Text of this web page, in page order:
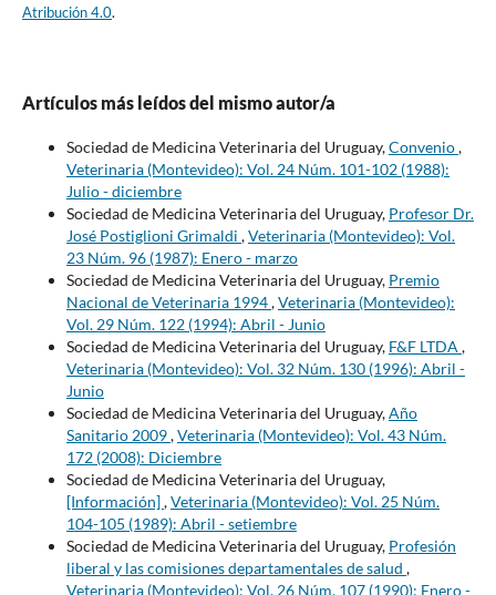
Atribución 4.0.
Artículos más leídos del mismo autor/a
Sociedad de Medicina Veterinaria del Uruguay,Convenio,
Veterinaria (Montevideo): Vol. 24 Núm. 101-102 (1988):
Julio - diciembre
Sociedad de Medicina Veterinaria del Uruguay, Profesor Dr.
José Postiglioni Grimaldi ,Veterinaria (Montevideo): Vol.
23 Núm. 96 (1987): Enero - marzo
Sociedad de Medicina Veterinaria del Uruguay, Premio
Nacional de Veterinaria 1994,Veterinaria (Montevideo):
Vol. 29 Núm. 122 (1994): Abril - Junio
Sociedad de Medicina Veterinaria del Uruguay, F&F LTDA ,
Veterinaria (Montevideo): Vol. 32 Núm. 130 (1996): Abril -
Junio
Sociedad de Medicina Veterinaria del Uruguay,Año
Sanitario 2009,Veterinaria (Montevideo): Vol. 43 Núm.
172 (2008): Diciembre
Sociedad de Medicina Veterinaria del Uruguay,
[Información],Veterinaria (Montevideo): Vol. 25 Núm.
104-105 (1989): Abril - setiembre
Sociedad de Medicina Veterinaria del Uruguay, Profesión
liberal y las comisiones departamentales de salud ,
Veterinaria (Montevideo): Vol. 26 Núm. 107 (1990): Enero -